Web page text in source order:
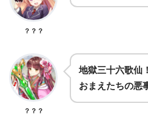
？？？
？？？
地獄三十六歌仙！
おまえたちの悪